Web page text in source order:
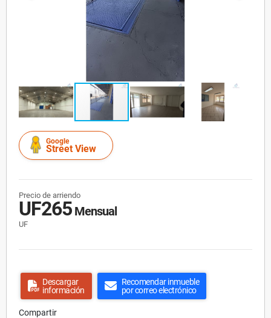
Google
Street View
Precio de arriendo
UF265 Mensual
UF
Descargar
información
Recomendar inmueble
por correo electrónico
Compartir